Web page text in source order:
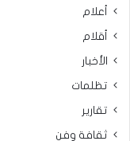
أعلام
أقلام
الأخبار
تظلمات
تقارير
ثقافة وفن